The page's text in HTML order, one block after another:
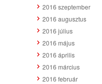
2016 szeptember
2016 augusztus
2016 július
2016 május
2016 április
2016 március
2016 február